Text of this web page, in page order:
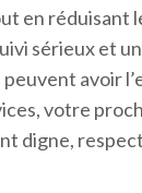
en réduisant
sérieux et
avoir
votre
digne,